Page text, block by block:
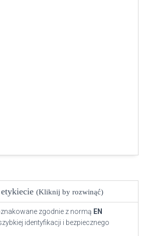
(Kliknij by rozwinąć)
zgodnie z normą EN
identyfikacji i bezpiecznego